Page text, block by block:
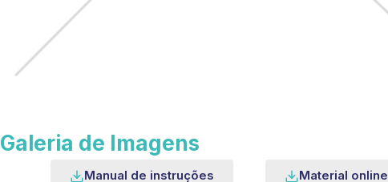
Galeria de Imagens
Manual de instruções Material online